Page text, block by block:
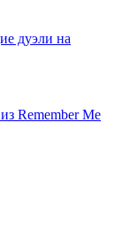
дуэли на
Remember Me